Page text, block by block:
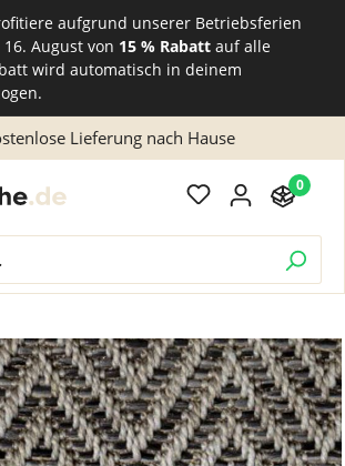
aufgrund unserer Betriebsferien
August von 15 % Rabatt auf alle
wird automatisch in deinem
Lieferung nach Hause
0